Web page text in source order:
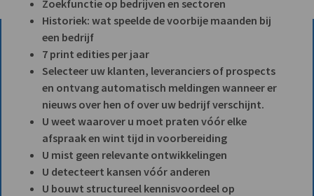
Zoekfunctie op bedrijven en sectoren
Historiek: wat speelde de voorbije maanden bij
een bedrijf
7 print edities per jaar
Selecteer uw klanten, leveranciers of prospects
en ontvang automatisch meldingen wanneer er
nieuws over hen of over uw bedrijf verschijnt.
U weet waarover u moet praten vóór elke
afspraak en wint tijd in voorbereiding
U mist geen relevante ontwikkelingen
U detecteert kansen vóór anderen
U bouwt structureel kennisvoordeel op